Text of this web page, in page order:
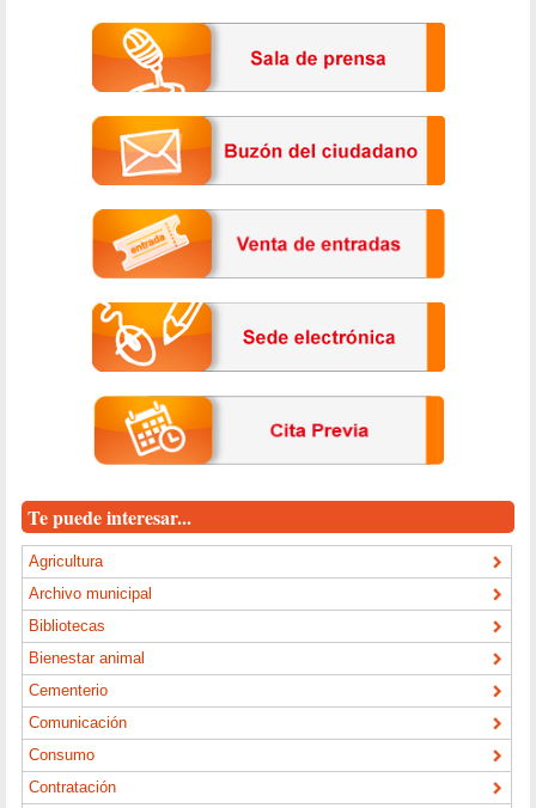
Te puede interesar...
Agricultura
Archivo municipal
Bibliotecas
Bienestar animal
Cementerio
Comunicación
Consumo
Contratación